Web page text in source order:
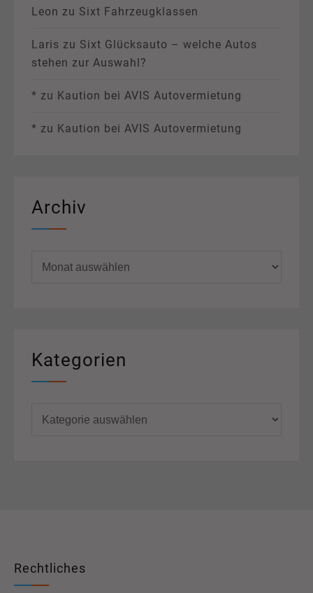
Leon zu Sixt Fahrzeugklassen
Laris zu Sixt Glücksauto – welche Autos
stehen zur Auswahl?
* zu Kaution bei AVIS Autovermietung
* zu Kaution bei AVIS Autovermietung
Archiv
Kategorien
Rechtliches